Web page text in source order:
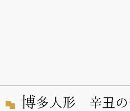
博多人形 辛丑の